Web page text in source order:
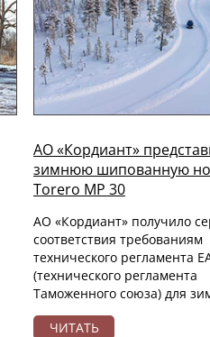
АО «Кордиант»
зимнюю шипованную
Torero MP 30
АО «Кордиант» получило
соответствия требованиям
технического регламента
(технического регламента
Таможенного союза) для
ЧИТАТЬ